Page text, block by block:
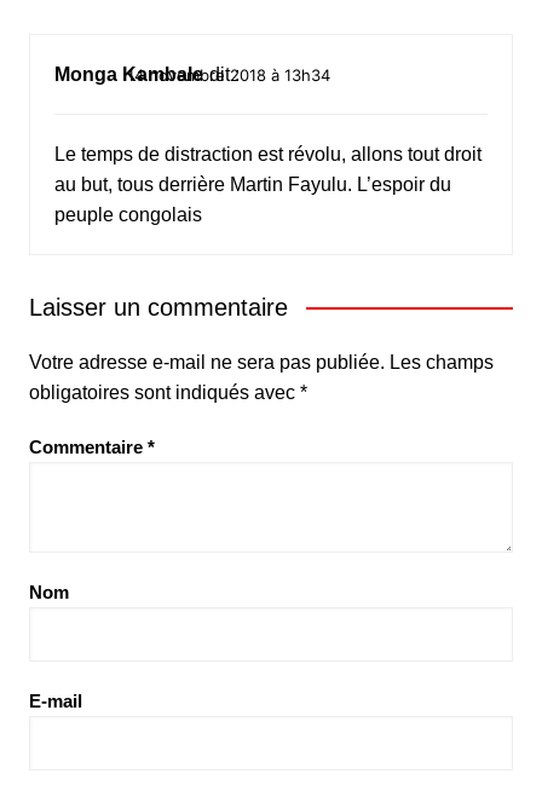
Monga Kambale dit :
14 novembre 2018 à 13h34
Le temps de distraction est révolu, allons tout droit
au but, tous derrière Martin Fayulu. L’espoir du
peuple congolais
Laisser un commentaire
Votre adresse e-mail ne sera pas publiée. Les champs
obligatoires sont indiqués avec *
Commentaire *
Nom
E-mail